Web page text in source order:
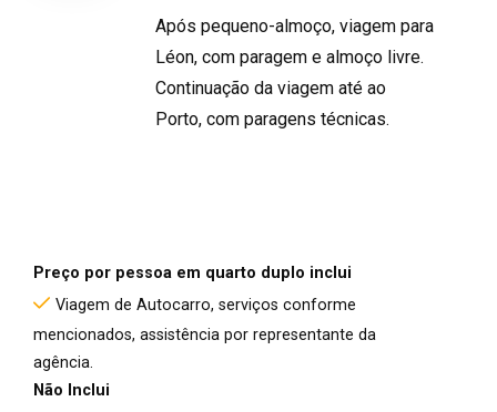
Após pequeno-almoço, viagem para
Léon, com paragem e almoço livre.
Continuação da viagem até ao
Porto, com paragens técnicas.
Preço por pessoa em quarto duplo inclui
Viagem de Autocarro, serviços conforme
mencionados, assistência por representante da
agência.
Não Inclui